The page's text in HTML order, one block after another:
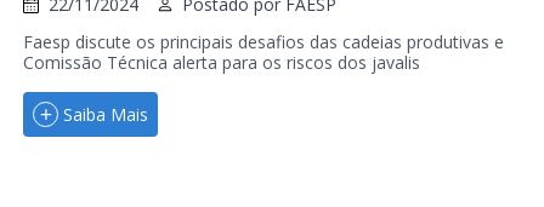
Faesp discute os principais desafios das cadeias produtivas e
Comissão Técnica alerta para os riscos dos javalis
Saiba Mais